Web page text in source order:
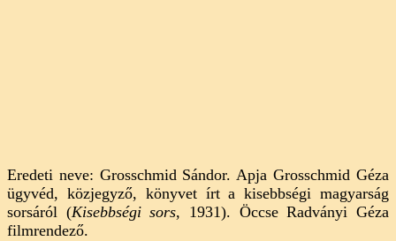
Eredeti neve: Grosschmid Sándor. Apja Grosschmid Géza
ügyvéd, közjegyző, könyvet írt a kisebbségi magyarság
sorsáról (Kisebbségi sors, 1931). Öccse Radványi Géza
filmrendező.